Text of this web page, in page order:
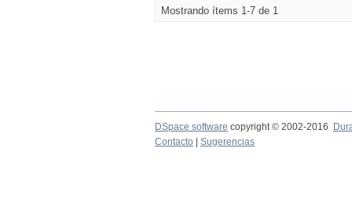
Mostrando ítems 1-7 de 1
DSpace software copyright © 2002-2016
Contacto
Sugerencias